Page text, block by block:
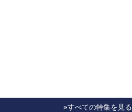
»すべての特集を見る